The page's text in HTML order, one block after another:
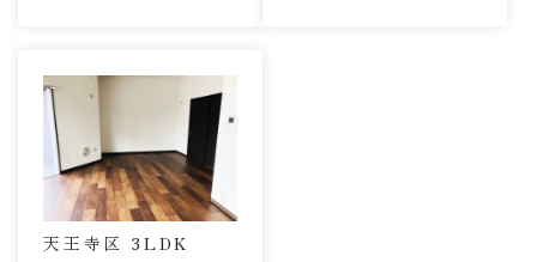
天王寺区 3LDK